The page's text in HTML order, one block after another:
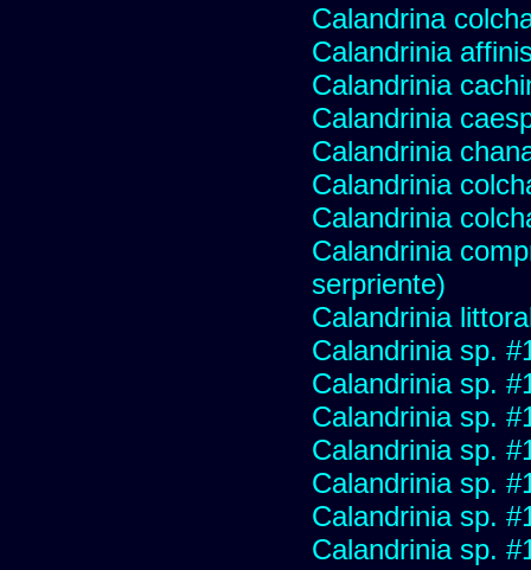
Calandrina
Calandrinia
Calandrinia
Calandrinia
Calandrinia
Calandrinia
Calandrinia
Calandrinia
serpriente)
Calandrinia
Calandrinia sp.
Calandrinia sp.
Calandrinia sp.
Calandrinia sp.
Calandrinia sp.
Calandrinia sp.
Calandrinia sp.